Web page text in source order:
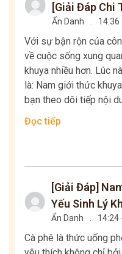
[Giải Đáp Chi
Ẩn Danh .
Với sự bận rộn của
về cuộc sống xung
khuya nhiều hơn. Lúc
là: Nam giới thức
bạn theo dõi tiếp nội
Đọc tiếp
[Giải Đáp]
Yếu Sinh Lý
Ẩn Danh .
Cà phê là thức uống